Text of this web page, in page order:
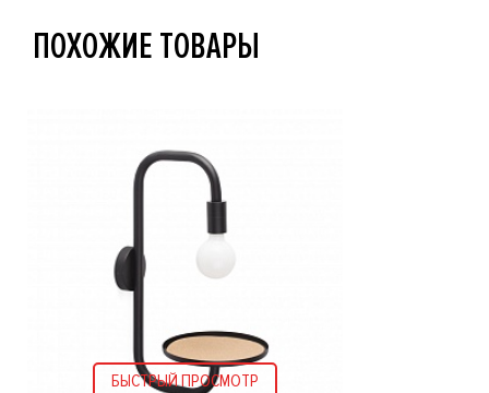
ПОХОЖИЕ ТОВАРЫ
БЫСТРЫЙ ПРОСМОТР